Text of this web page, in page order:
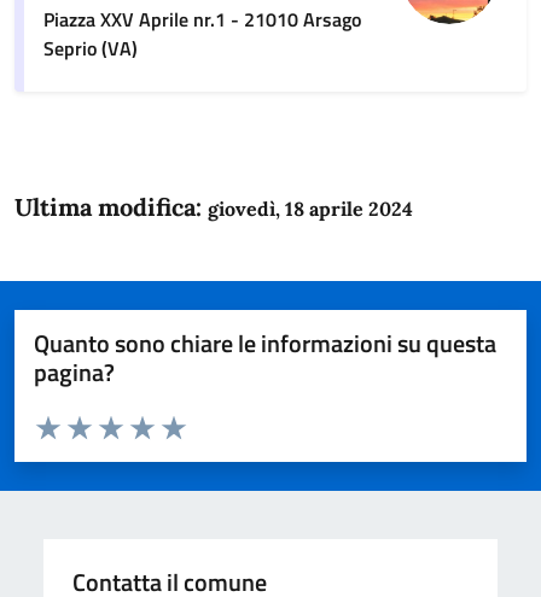
Piazza XXV Aprile nr.1 - 21010 Arsago
Seprio (VA)
Ultima modifica: giovedì, 18 aprile 2024
Quanto sono chiare le informazioni su questa
pagina?
Domanda
Valuta da 1 a 5 stelle la pagina
Valuta 5 stelle su 5
Valuta 4 stelle su 5
Valuta 3 stelle su 5
Valuta 2 stelle su 5
Valuta 1 stelle su 5
Contatta il comune